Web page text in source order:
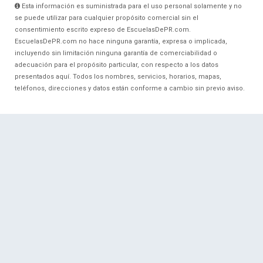
Esta información es suministrada para el uso personal solamente y no
se puede utilizar para cualquier propósito comercial sin el
consentimiento escrito expreso de EscuelasDePR.com.
EscuelasDePR.com no hace ninguna garantía, expresa o implicada,
incluyendo sin limitación ninguna garantía de comerciabilidad o
adecuación para el propósito particular, con respecto a los datos
presentados aquí. Todos los nombres, servicios, horarios, mapas,
teléfonos, direcciones y datos están conforme a cambio sin previo aviso.